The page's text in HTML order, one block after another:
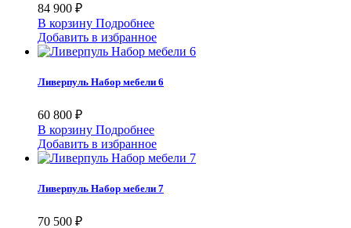
84 900 ₽
В корзину Подробнее
Добавить в избранное
Ливерпуль Набор мебели 6
60 800 ₽
В корзину Подробнее
Добавить в избранное
Ливерпуль Набор мебели 7
70 500 ₽